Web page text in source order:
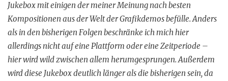
Jukebox mit einigen der meiner Meinung nach besten
Kompositionen aus der Welt der Grafikdemos befülle. Anders
als in den bisherigen Folgen beschränke ich mich hier
allerdings nicht auf eine Plattform oder eine Zeitperiode –
hier wird wild zwischen allem herumgesprungen. Außerdem
wird diese Jukebox deutlich länger als die bisherigen sein, da